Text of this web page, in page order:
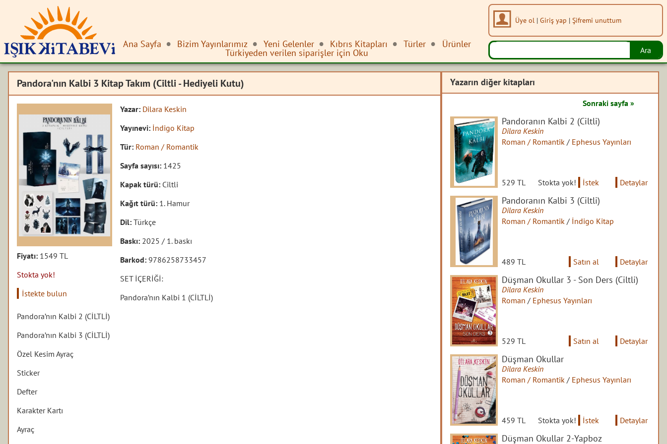
Ana Sayfa Bizim Yayınlarımız Yeni Gelenler Kıbrıs Kitapları Türler Ürünler
Türkiyeden verilen siparişler için Oku
Üye ol | Giriş yap | Şifremi unuttum
Pandora'nın Kalbi 3 Kitap Takım (Ciltli - Hediyeli Kutu)
Fiyatı: 1549 TL
Stokta yok!
İstekte bulun
Yazar: Dilara Keskin
Yayınevi: İndigo Kitap
Tür: Roman / Romantik
Sayfa sayısı: 1425
Kapak türü: Ciltli
Kağıt türü: 1. Hamur
Dil:Türkçe
Baskı: 2025 / 1. baskı
Barkod:9786258733457
SET İÇERİĞİ:
Pandora’nın Kalbi 1 (CİLTLİ)
Pandora’nın Kalbi 2 (CİLTLİ)
Pandora’nın Kalbi 3 (CİLTLİ)
Özel Kesim Ayraç
Sticker
Defter
Karakter Kartı
Ayraç
Yazarın diğer kitapları
Sonraki sayfa »
Pandoranın Kalbi 2 (Ciltli)
Dilara Keskin
Roman / Romantik / Ephesus Yayınları
529 TL Stokta yok! İstek Detaylar
Pandoranın Kalbi 3 (Ciltli)
Dilara Keskin
Roman / Romantik / İndigo Kitap
489 TL Satın al Detaylar
Düşman Okullar 3 - Son Ders (Ciltli)
Dilara Keskin
Roman / Ephesus Yayınları
529 TL Satın al Detaylar
Düşman Okullar
Dilara Keskin
Roman / Romantik / Ephesus Yayınları
459 TL Stokta yok! İstek Detaylar
Düşman Okullar 2-Yapboz